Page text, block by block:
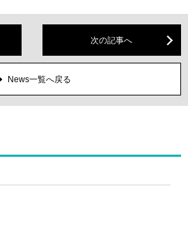
次の記事へ
News一覧へ戻る